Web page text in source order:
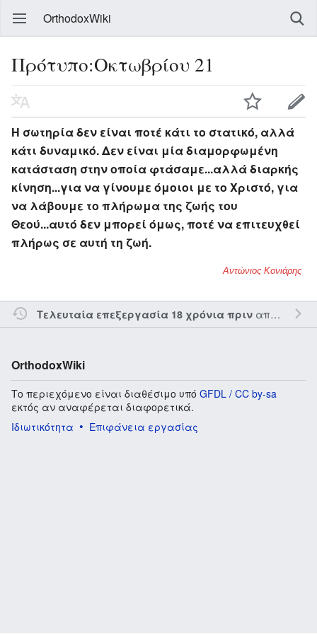
OrthodoxWiki
Πρότυπο:Οκτωβρίου 21
Η σωτηρία δεν είναι ποτέ κάτι το στατικό, αλλά
κάτι δυναμικό. Δεν είναι μία διαμορφωμένη
κατάσταση στην οποία φτάσαμε...αλλά διαρκής
κίνηση...για να γίνουμε όμοιοι με το Χριστό, για
να λάβουμε το πλήρωμα της ζωής του
Θεού...αυτό δεν μπορεί όμως, ποτέ να επιτευχθεί
πλήρως σε αυτή τη ζωή.
Αντώνιος Κονιάρης
Τελευταία επεξεργασία 18 χρόνια πριναπό τον την
OrthodoxWiki
Το περιεχόμενο είναι διαθέσιμο υπό GFDL / CC by-sa
εκτός αν αναφέρεται διαφορετικά.
Ιδιωτικότητα
Επιφάνεια εργασίας